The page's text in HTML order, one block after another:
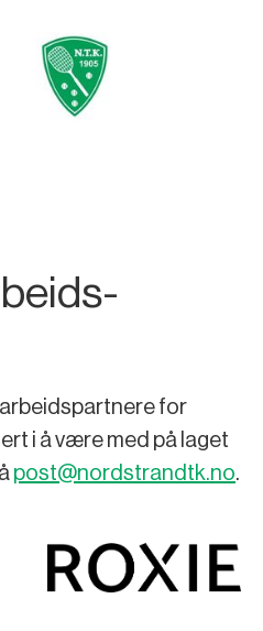
for
i å være med på laget
post@nordstrandtk.no.